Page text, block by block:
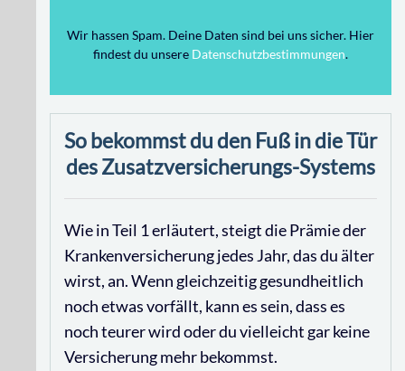
Wir hassen Spam. Deine Daten sind bei uns sicher. Hier
findest du unsere Datenschutzbestimmungen.
So bekommst du den Fuß in die Tür
des Zusatzversicherungs-Systems
Wie in Teil 1 erläutert, steigt die Prämie der
Krankenversicherung jedes Jahr, das du älter
wirst, an. Wenn gleichzeitig gesundheitlich
noch etwas vorfällt, kann es sein, dass es
noch teurer wird oder du vielleicht gar keine
Versicherung mehr bekommst.